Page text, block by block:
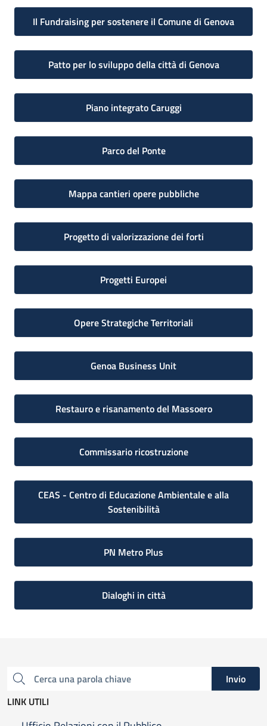
Il Fundraising per sostenere il Comune di Genova
Patto per lo sviluppo della città di Genova
Piano integrato Caruggi
Parco del Ponte
Mappa cantieri opere pubbliche
Progetto di valorizzazione dei forti
Progetti Europei
Opere Strategiche Territoriali
Genoa Business Unit
Restauro e risanamento del Massoero
Commissario ricostruzione
CEAS - Centro di Educazione Ambientale e alla
Sostenibilità
PN Metro Plus
Dialoghi in città
Cerca una parola chiave
Invio
LINK UTILI